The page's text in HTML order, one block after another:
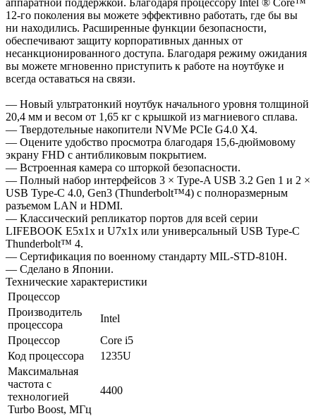
12-го поколения вы можете эффективно работать, где бы вы
ни находились. Расширенные функции безопасности,
обеспечивают защиту корпоративных данных от
несанкционированного доступа. Благодаря режиму ожидания
вы можете мгновенно приступить к работе на ноутбуке и
всегда оставаться на связи.
— Новый ультратонкий ноутбук начального уровня толщиной
20,4 мм и весом от 1,65 кг с крышкой из магниевого сплава.
— Твердотельные накопители NVMe PCIe G4.0 X4.
— Оцените удобство просмотра благодаря 15,6-дюймовому
экрану FHD с антибликовым покрытием.
— Встроенная камера со шторкой безопасности.
— Полный набор интерфейсов 3 × Type-A USB 3.2 Gen 1 и 2 ×
USB Type-C 4.0, Gen3 (Thunderbolt™4) с полноразмерным
разъемом LAN и HDMI.
— Классический репликатор портов для всей серии
LIFEBOOK E5x1x и U7x1x или универсальный USB Type-C
Thunderbolt™ 4.
— Сертификация по военному стандарту MIL-STD-810H.
— Сделано в Японии.
Технические характеристики
Процессор
Производитель
процессора
Intel
Процессор
Core i5
Код процессора
1235U
Максимальная
частота с
технологией
Turbo Boost, МГц
4400